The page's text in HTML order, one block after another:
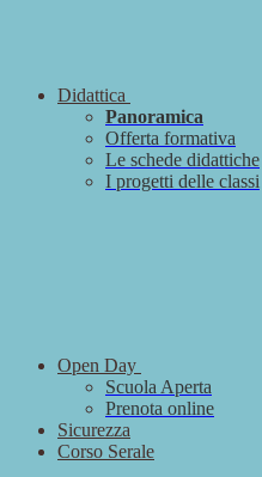
Didattica
Panoramica
Offerta formativa
Le schede didattiche
I progetti delle classi
Open Day
Scuola Aperta
Prenota online
Sicurezza
Corso Serale